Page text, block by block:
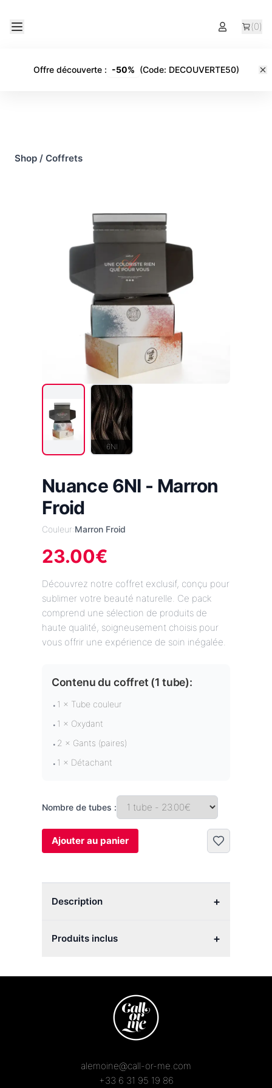
(0)
Offre découverte: -50% (Code: DECOUVERTE50)
Shop / Coffrets
6NI
Nuance 6NI - Marron
Froid
Couleur:Marron Froid
23.00€
Découvrez notre coffret exclusif, conçu pour
sublimer votre beauté naturelle. Ce pack
comprend une sélection de produits de
haute qualité, soigneusement choisis pour
vous offrir une expérience de soin inégalée.
Contenu du coffret (1 tube):
• 1 × Tube couleur
• 1 × Oxydant
• 2 × Gants (paires)
• 1 × Détachant
Nombre de tubes :
Ajouter au panier
Description +
Produits inclus +
alemoine@call-or-me.com
+33 6 31 95 19 86